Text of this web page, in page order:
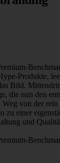
Produkte,
Bild.
die nun den
von der rein
zu einer
und